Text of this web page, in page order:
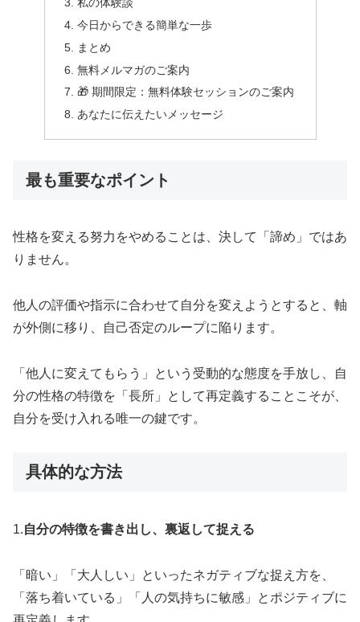
今日からできる簡単な一歩
まとめ
無料メルマガのご案内
🎁 期間限定：無料体験セッションのご案内
あなたに伝えたいメッセージ
最も重要なポイント
性格を変える努力をやめることは、決して「諦め」ではあ
りません。
他人の評価や指示に合わせて自分を変えようとすると、軸
が外側に移り、自己否定のループに陥ります。
「他人に変えてもらう」という受動的な態度を手放し、自
分の性格の特徴を「長所」として再定義することこそが、
自分を受け入れる唯一の鍵です。
具体的な方法
1.自分の特徴を書き出し、裏返して捉える
「暗い」「大人しい」といったネガティブな捉え方を、
「落ち着いている」「人の気持ちに敏感」とポジティブに